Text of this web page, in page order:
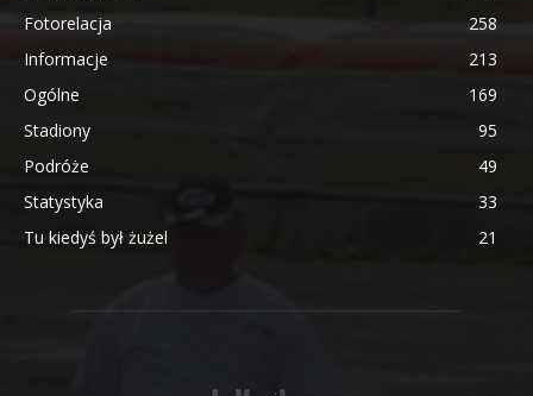
Fotorelacja
258
Informacje
213
Ogólne
169
Stadiony
95
Podróże
49
Statystyka
33
Tu kiedyś był żużel
21